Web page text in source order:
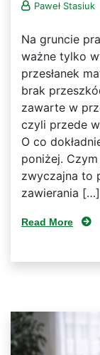
Paweł Stasiuk
Na gruncie
ważne tylko
przesłanek
brak
zawarte w
czyli przede
O co
poniżej.
zwyczajna to
zawierania […]
Read More